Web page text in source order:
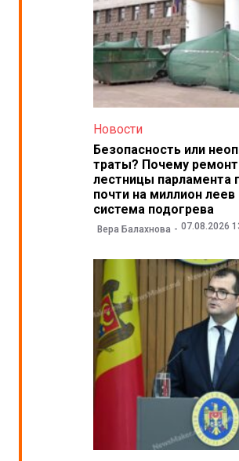
Новости
Безопасность или
траты? Почему
лестницы парламента
почти на миллион
система подогрева
Вера Балахнова 07.08.2026